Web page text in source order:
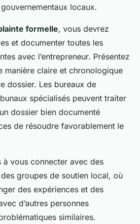
locaux.
formelle, vous devrez
et documenter toutes les
avec l’entrepreneur. Présentez
manière claire et chronologique
dossier. Les bureaux de
spécialisés peuvent traiter
dossier bien documenté
de résoudre favorablement le
à vous connecter avec des
groupes de soutien local, où
des expériences et des
d’autres personnes
similaires.